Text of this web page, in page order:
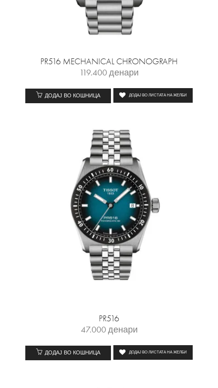
PR516 MECHANICAL CHRONOGRAPH
119.400денари
ДОДАЈ ВО КОШНИЦА ДОДАЈ ВО ЛИСТАТА НА ЖЕЛБИ
PR516
47.000денари
ДОДАЈ ВО КОШНИЦА ДОДАЈ ВО ЛИСТАТА НА ЖЕЛБИ